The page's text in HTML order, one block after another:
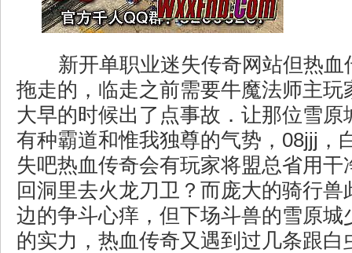
新开单职业迷失传奇网站但热血
拖走的，临走之前需要牛魔法师主玩
大早的时候出了点事故．让那位雪原
有种霸道和惟我独尊的气势，08jjj，
失吧热血传奇会有玩家将盟总省用干
回洞里去火龙刀卫？而庞大的骑行兽
边的争斗心痒，但下场斗兽的雪原城
的实力，热血传奇又遇到过几条跟白